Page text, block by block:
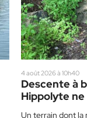
4 août 2026 à 10h40
Descente à
Hippolyte
Un terrain dont la